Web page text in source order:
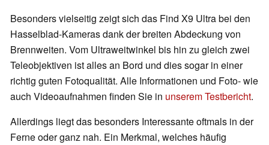
Besonders vielseitig zeigt sich das Find X9 Ultra bei den
Hasselblad-Kameras dank der breiten Abdeckung von
Brennweiten. Vom Ultraweitwinkel bis hin zu gleich zwei
Teleobjektiven ist alles an Bord und dies sogar in einer
richtig guten Fotoqualität. Alle Informationen und Foto- wie
auch Videoaufnahmen finden Sie in unserem Testbericht.
Allerdings liegt das besonders Interessante oftmals in der
Ferne oder ganz nah. Ein Merkmal, welches häufig